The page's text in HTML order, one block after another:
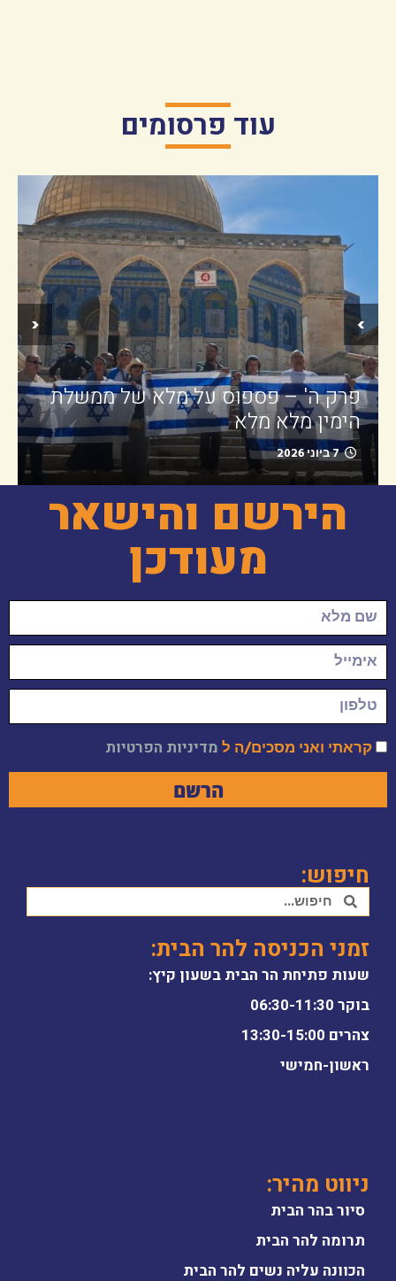
עוד פרסומים
פרק ה' – פספוס על מלא של ממשלת
הימין מלא מלא
7 ביוני 2026
‹ ›
הירשם והישאר
מעודכן
קראתי ואני מסכים/ה ל מדיניות הפרטיות
הרשם
חיפוש:
זמני הכניסה להר הבית:
שעות פתיחת הר הבית בשעון קיץ:
בוקר 06:30-11:30
צהרים 13:30-15:00
ראשון-חמישי
ניווט מהיר:
סיור בהר הבית
תרומה להר הבית
הכוונה עליה נשים להר הבית